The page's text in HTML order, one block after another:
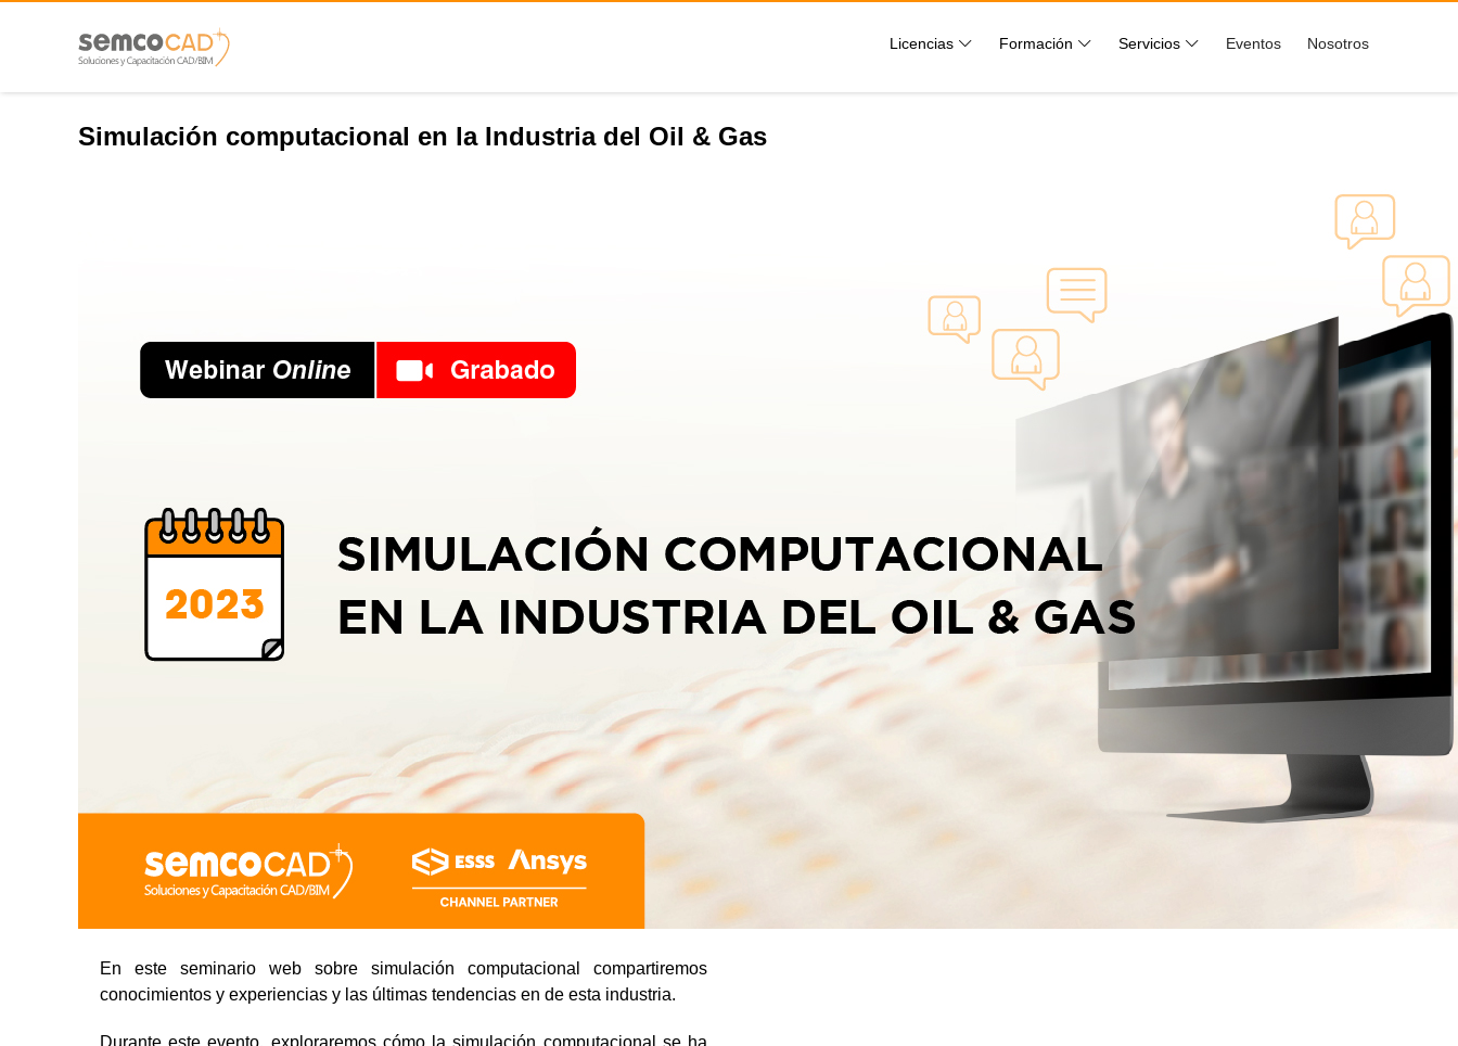
Licencias Formación Servicios Eventos Nosotros
Simulación computacional en la Industria del Oil & Gas
En este seminario web sobre simulación computacional compartiremos
conocimientos y experiencias y las últimas tendencias en de esta industria.
Durante este evento, exploraremos cómo la simulación computacional se ha